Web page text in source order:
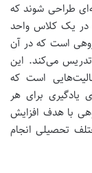
طراحی شوند که
در یک کلاس واحد
است که در آن
تدریس می‌کند. این
است که
یادگیری برای هر
با هدف افزایش
تحصیلی انجام